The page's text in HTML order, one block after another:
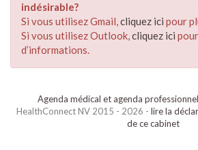
indésirable?
Si vous utilisez Gmail,cliquez ici pour
Si vous utilisez Outlook,cliquez ici
d’informations.
Agenda médical et agenda
HealthConnect NV 2015 - 2026 - lire la
de ce cabinet